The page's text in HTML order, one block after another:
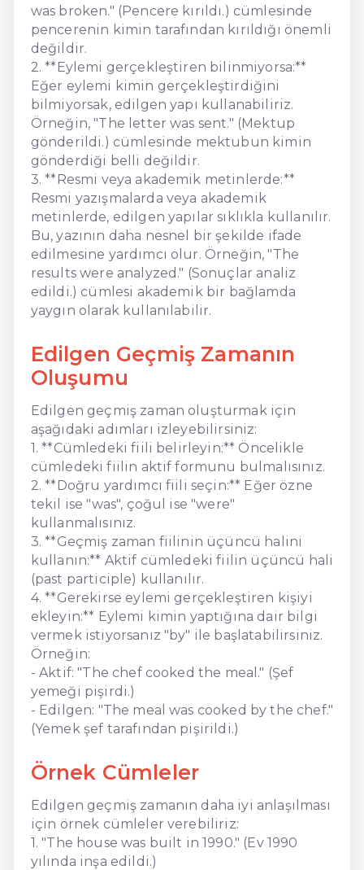
was broken." (Pencere kırıldı.) cümlesinde
pencerenin kimin tarafından kırıldığı önemli
değildir.
2. **Eylemi gerçekleştiren bilinmiyorsa:**
Eğer eylemi kimin gerçekleştirdiğini
bilmiyorsak, edilgen yapı kullanabiliriz.
Örneğin, "The letter was sent." (Mektup
gönderildi.) cümlesinde mektubun kimin
gönderdiği belli değildir.
3. **Resmi veya akademik metinlerde:**
Resmi yazışmalarda veya akademik
metinlerde, edilgen yapılar sıklıkla kullanılır.
Bu, yazının daha nesnel bir şekilde ifade
edilmesine yardımcı olur. Örneğin, "The
results were analyzed." (Sonuçlar analiz
edildi.) cümlesi akademik bir bağlamda
yaygın olarak kullanılabilir.
Edilgen Geçmiş Zamanın
Oluşumu
Edilgen geçmiş zaman oluşturmak için
aşağıdaki adımları izleyebilirsiniz:
1. **Cümledeki fiili belirleyin:** Öncelikle
cümledeki fiilin aktif formunu bulmalısınız.
2. **Doğru yardımcı fiili seçin:** Eğer özne
tekil ise "was", çoğul ise "were"
kullanmalısınız.
3. **Geçmiş zaman fiilinin üçüncü halini
kullanın:** Aktif cümledeki fiilin üçüncü hali
(past participle) kullanılır.
4. **Gerekirse eylemi gerçekleştiren kişiyi
ekleyin:** Eylemi kimin yaptığına dair bilgi
vermek istiyorsanız "by" ile başlatabilirsiniz.
Örneğin:
- Aktif: "The chef cooked the meal." (Şef
yemeği pişirdi.)
- Edilgen: "The meal was cooked by the chef."
(Yemek şef tarafından pişirildi.)
Örnek Cümleler
Edilgen geçmiş zamanın daha iyi anlaşılması
için örnek cümleler verebiliriz:
1. "The house was built in 1990." (Ev 1990
yılında inşa edildi.)